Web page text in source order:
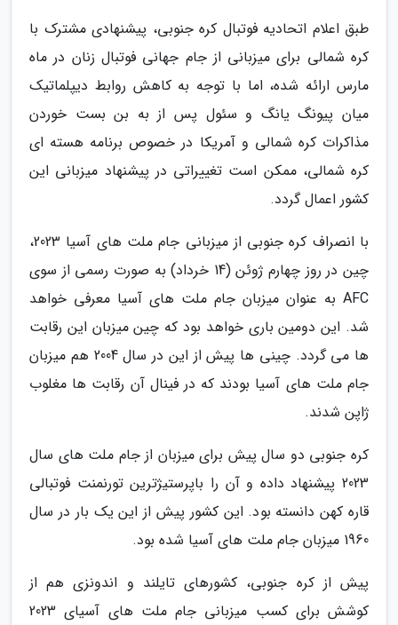
طبق اعلام اتحادیه فوتبال کره جنوبی، پیشنهادی مشترک با
کره شمالی برای میزبانی از جام جهانی فوتبال زنان در ماه
مارس ارائه شده، اما با توجه به کاهش روابط دیپلماتیک
میان پیونگ یانگ و سئول پس از به بن بست خوردن
مذاکرات کره شمالی و آمریکا در خصوص برنامه هسته ای
کره شمالی، ممکن است تغییراتی در پیشنهاد میزبانی این
کشور اعمال گردد.
با انصراف کره جنوبی از میزبانی جام ملت های آسیا 2023،
چین در روز چهارم ژوئن (14 خرداد) به صورت رسمی از سوی
AFC به عنوان میزبان جام ملت های آسیا معرفی خواهد
شد. این دومین باری خواهد بود که چین میزبان این رقابت
ها می گردد. چینی ها پیش از این در سال 2004 هم میزبان
جام ملت های آسیا بودند که در فینال آن رقابت ها مغلوب
ژاپن شدند.
کره جنوبی دو سال پیش برای میزبان از جام ملت های سال
2023 پیشنهاد داده و آن را باپرستیژترین تورنمنت فوتبالی
قاره کهن دانسته بود. این کشور پیش از این یک بار در سال
1960 میزبان جام ملت های آسیا شده بود.
پیش از کره جنوبی، کشورهای تایلند و اندونزی هم از
کوشش برای کسب میزبانی جام ملت های آسیای 2023